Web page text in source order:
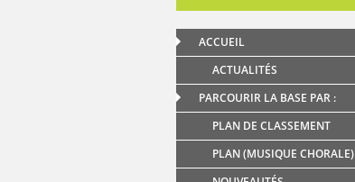
ACCUEIL
ACTUALITÉS
PARCOURIR LA BASE PAR :
PLAN DE CLASSEMENT
PLAN (MUSIQUE CHORALE)